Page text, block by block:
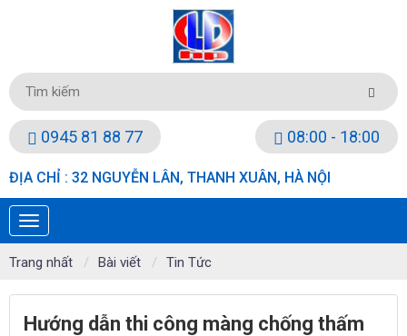
0945 81 88 77 08:00 - 18:00
ĐỊA CHỈ : 32 NGUYỄN LÂN, THANH XUÂN, HÀ NỘI
Trang nhất Bài viết Tin Tức
Hướng dẫn thi công màng chống thấm